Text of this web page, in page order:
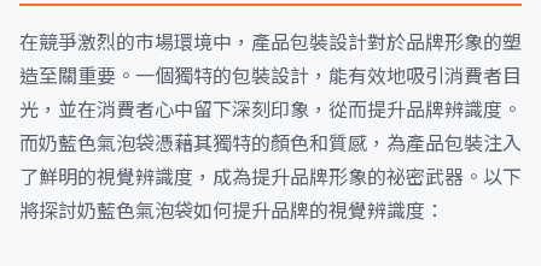
在競爭激烈的市場環境中，產品包裝設計對於品牌形象的塑
造至關重要。一個獨特的包裝設計，能有效地吸引消費者目
光，並在消費者心中留下深刻印象，從而提升品牌辨識度。
而奶藍色氣泡袋憑藉其獨特的顏色和質感，為產品包裝注入
了鮮明的視覺辨識度，成為提升品牌形象的祕密武器。以下
將探討奶藍色氣泡袋如何提升品牌的視覺辨識度：